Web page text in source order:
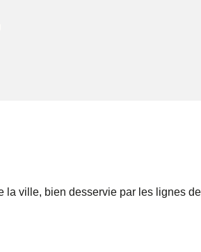
la ville, bien desservie par les lignes